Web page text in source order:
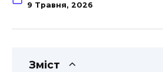
9 Травня, 2026
Зміст